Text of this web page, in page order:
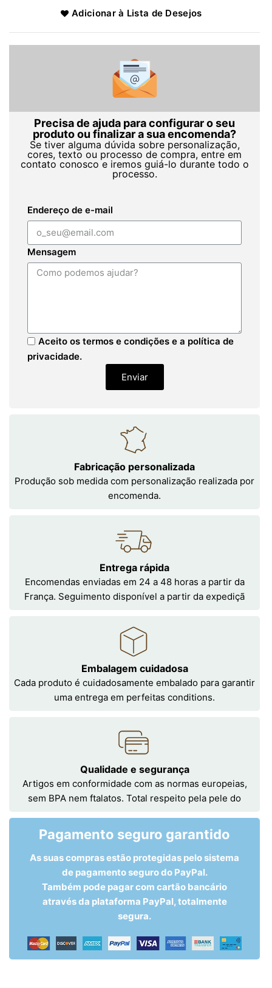
Adicionar à Lista de Desejos
Precisa de ajuda para configurar o seu
produto ou finalizar a sua encomenda?
Se tiver alguma dúvida sobre personalização,
cores, texto ou processo de compra, entre em
contato conosco e iremos guiá-lo durante todo o
processo.
Endereço de e-mail
Mensagem
Aceito os termos e condições e a política de
privacidade.
Enviar
Fabricação personalizada
Produção sob medida com personalização realizada por
encomenda.
Entrega rápida
Encomendas enviadas em 24 a 48 horas a partir da
França. Seguimento disponível a partir da expediçã
Embalagem cuidadosa
Cada produto é cuidadosamente embalado para garantir
uma entrega em perfeitas conditions.
Qualidade e segurança
Artigos em conformidade com as normas europeias,
sem BPA nem ftalatos. Total respeito pela pele do
Pagamento seguro garantido
As suas compras estão protegidas pelo sistema
de pagamento seguro do PayPal.
Também pode pagar com cartão bancário
através da plataforma PayPal, totalmente
segura.